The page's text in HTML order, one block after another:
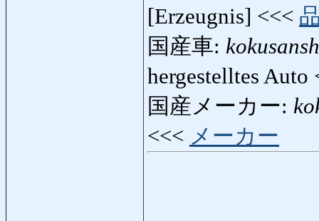
[Erzeugnis] <<<
国産車:
hergestelltes
国産メーカー:
<<< メーカー